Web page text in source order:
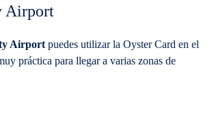
Airport
Airport puedes utilizar la Oyster Card en el
práctica para llegar a varias zonas de